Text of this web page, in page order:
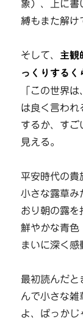
象）、上に書
縛もまた解け
そして、 主観
っくりするく
「この世界
は良く言われ
するか、すご
見える。
平安時代の貴
小さな露草み
おり朝の露を
鮮やかな青色
まいに深く感
最初読んだと
んで小さな
よ、ばっかじ